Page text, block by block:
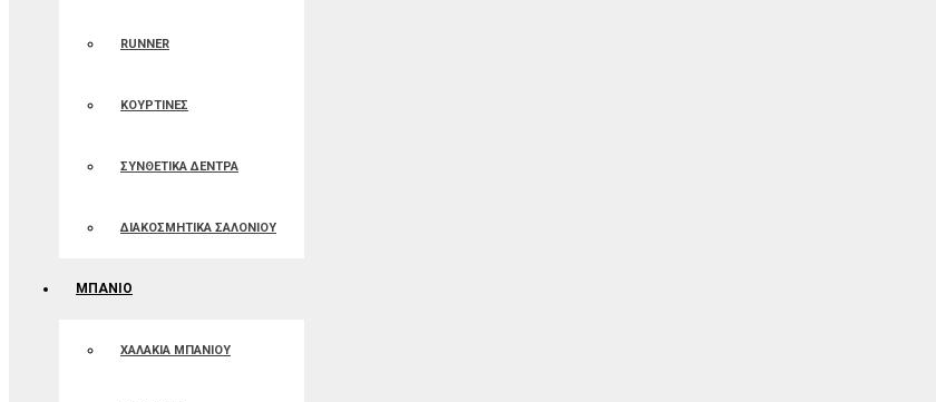
RUNNER
ΚΟΥΡΤΙΝΕΣ
ΣΥΝΘΕΤΙΚΑ ΔΕΝΤΡΑ
ΔΙΑΚΟΣΜΗΤΙΚΑ ΣΑΛΟΝΙΟΥ
ΜΠΑΝΙΟ
ΧΑΛΑΚΙΑ ΜΠΑΝΙΟΥ